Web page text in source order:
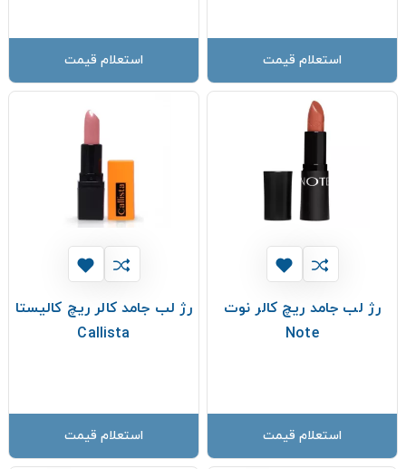
استعلام قیمت استعلام قیمت
رژ لب جامد ريچ کالر نوت
Note
استعلام قیمت
رژ لب جامد کالر ریچ کالیستا
Callista
استعلام قیمت